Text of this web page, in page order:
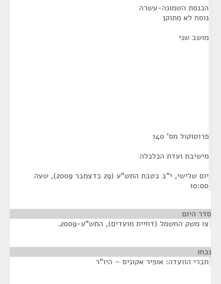
הכנסת השמונה-עשרה
נוסח לא מתוקן
מושב שני
פרוטוקול מס' 140
מישיבת ועדת הכלכלה
יום שלישי, י"ב בטבת התש"ע (29 בדצמבר 2009), שעה
10:00
סדר היום
צו משק החשמל (דחיית מועדים), התש"ע-2009.
נכחו
חברי הוועדה: אופיר אקוניס – היו"ר